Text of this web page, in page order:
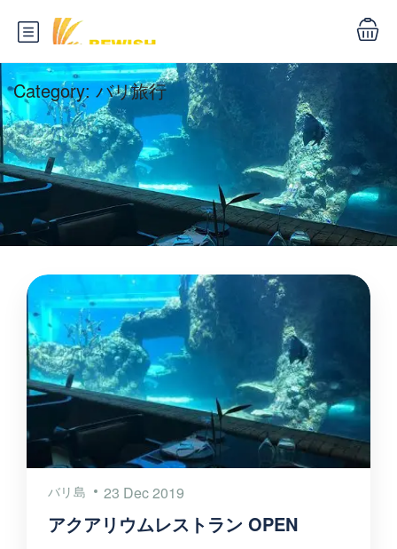
Category: バリ旅行
バリ島 23 Dec 2019
アクアリウムレストラン OPEN